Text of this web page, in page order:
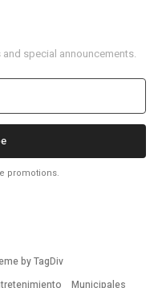
special announcements.
promotions.
by TagDiv
Municipales